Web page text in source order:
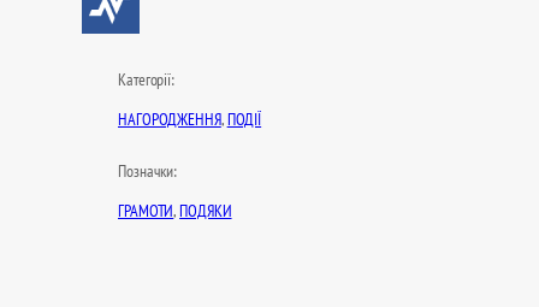
Категорії:
НАГОРОДЖЕННЯ, ПОДІЇ
Позначки:
ГРАМОТИ, ПОДЯКИ